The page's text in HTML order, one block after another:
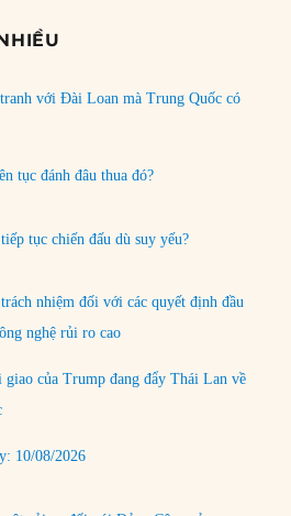
với Đài Loan mà Trung Quốc có
tục đánh đâu thua đó?
tục chiến đấu dù suy yếu?
nhiệm đối với các quyết định đầu
nghệ rủi ro cao
giao của Trump đang đẩy Thái Lan về
10/08/2026